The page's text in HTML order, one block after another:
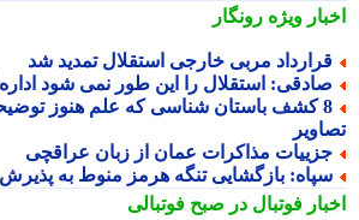
ویژهرونگار
مربی خارجی استقلال تمدید شد
استقلال را این طور نمی شود اداره
8 کشف باستان شناسی که علم هنوز توضیحی
مذاکرات عمان از زبان عراقچی
بازگشایی تنگه هرمز منوط به پذیرش
فوتبال در صبح فوتبالی